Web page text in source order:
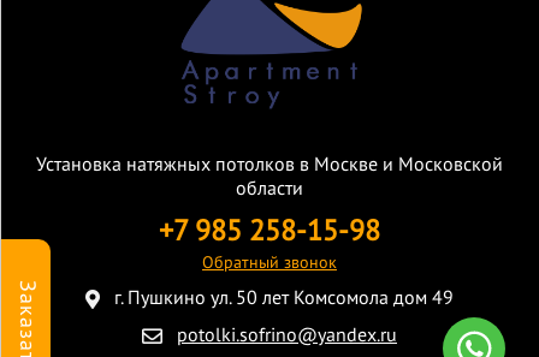
Установка натяжных потолков в Москве и Московской
области
+7 985 258-15-98
Обратный звонок
г. Пушкино ул. 50 лет Комсомола дом 49
potolki.sofrino@yandex.ru
Заказать